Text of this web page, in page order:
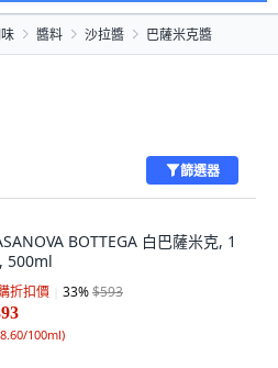
醬料 沙拉醬 巴薩米克醬
篩選器
BOTTEGA 白巴薩米克, 1
500ml
折扣價 33%$593
100ml)